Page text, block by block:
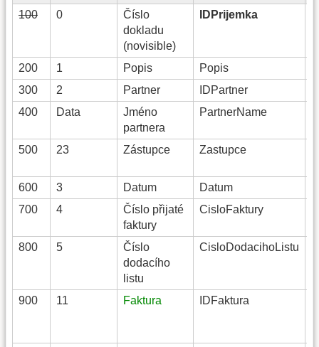
100
0
Číslo
dokladu
(novisible)
IDPrijemka
200 1 Popis Popis
300
2 Partner IDPartner
400
Data
Jméno
partnera
PartnerName
500 23 Zástupce Zastupce
600 3 Datum Datum
700
4
Číslo přijaté
faktury
CisloFaktury
800 5
Číslo
dodacího
listu
CisloDodacihoListu
900 11 Faktura IDFaktura